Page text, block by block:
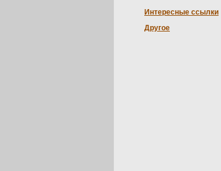
Интересные ссылки
Другое